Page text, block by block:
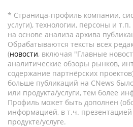
* Страница-профиль компании,
услуги), технологии, персоны и
на основе анализа архива
Обрабатываются тексты всех
(новости, включая "Главные
аналитические обзоры рынков,
содержание партнёрских
больше публикаций на CNews
или продукта/услуги, тем более
Профиль может быть дополнен
информацией, в т.ч.
продукте/услуге.